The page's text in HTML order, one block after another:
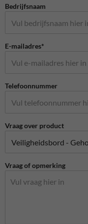
Bedrijfsnaam
E-mailadres*
Telefoonnummer
Vraag over product
Vraag of opmerking